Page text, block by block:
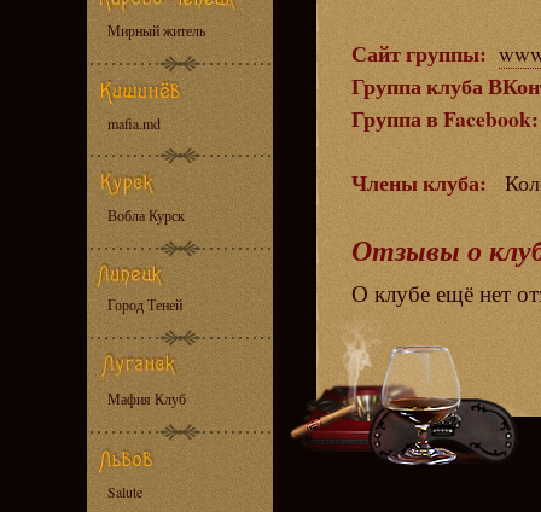
Мирный житель
mafia.md
Вобла Курск
Город Теней
Мафия Клуб
Salute
Сайт группы:
Группа клуба
Группа в
Члены клуба:
Отзывы о
О клубе ещё нет